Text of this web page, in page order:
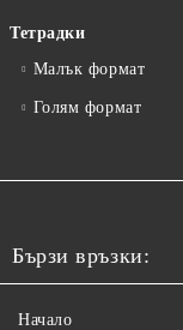
Тетрадки
Малък формат
Голям формат
Бързи връзки:
Начало